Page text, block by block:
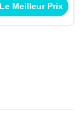
décoration
Meilleur Prix